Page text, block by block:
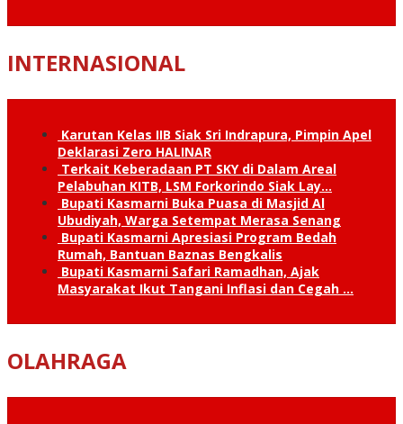
INTERNASIONAL
Karutan Kelas IIB Siak Sri Indrapura, Pimpin Apel
Deklarasi Zero HALINAR
Terkait Keberadaan PT SKY di Dalam Areal
Pelabuhan KITB, LSM Forkorindo Siak Lay…
Bupati Kasmarni Buka Puasa di Masjid Al
Ubudiyah, Warga Setempat Merasa Senang
Bupati Kasmarni Apresiasi Program Bedah
Rumah, Bantuan Baznas Bengkalis
Bupati Kasmarni Safari Ramadhan, Ajak
Masyarakat Ikut Tangani Inflasi dan Cegah …
OLAHRAGA